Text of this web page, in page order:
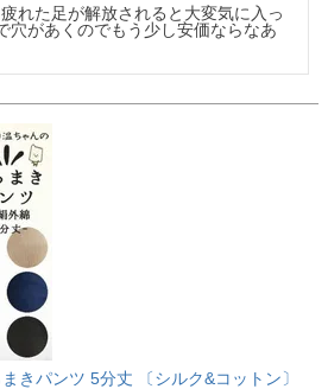
れた足が解放されると大変気に入っ
穴があくのでもう少し安価ならなあ
きパンツ 5分丈 〔シルク&コットン〕